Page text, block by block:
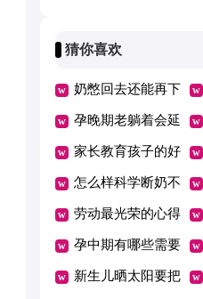
猜你喜欢
奶憋回去还能再下
来吗
孕晚期老躺着会延
期吗
家长教育孩子的好
方法总结一年级
怎么样科学断奶不
坑娃
劳动最光荣的心得
体会范文（精选5
篇）
孕中期有哪些需要
注意的事项
新生儿晒太阳要把